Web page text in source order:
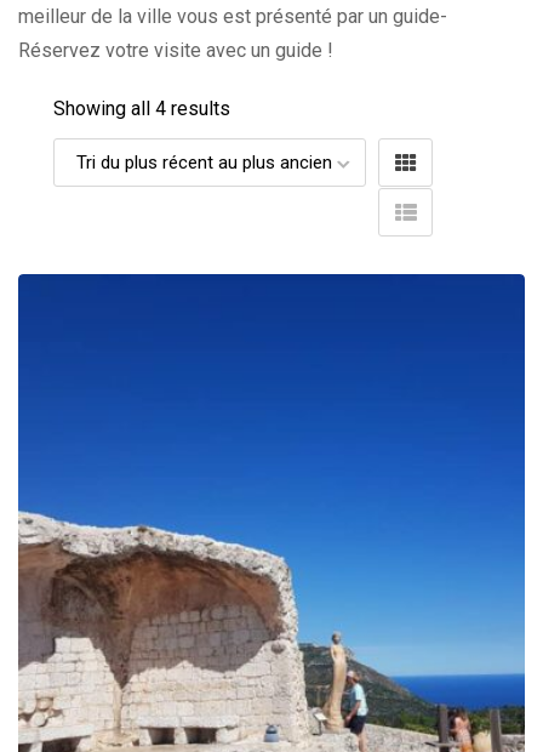
meilleur de la ville vous est présenté par un guide-
Réservez votre visite avec un guide !
Showing all 4 results